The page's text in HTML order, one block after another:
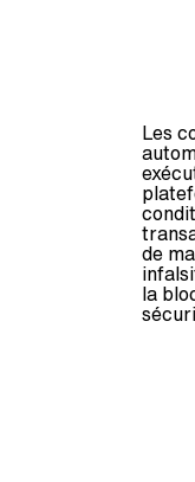
Les
de
la